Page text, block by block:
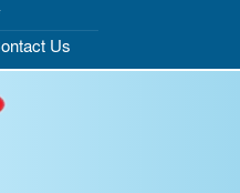
Us